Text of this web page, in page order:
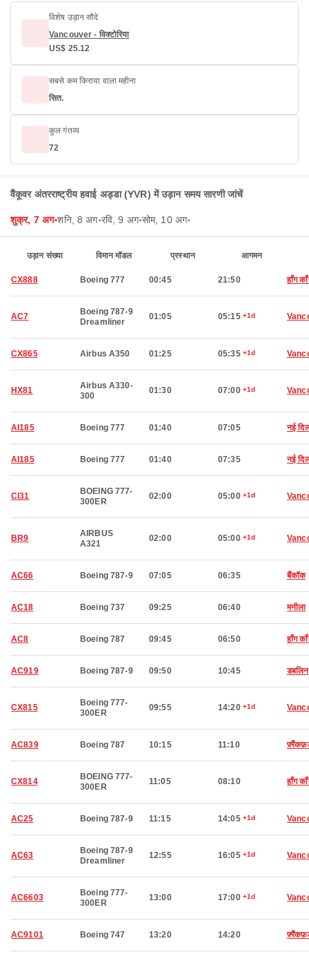
विशेष उड़ान सौदे
Vancouver - विक्टोरिया
US$ 25.12
सबसे कम किराया वाला महीना
सित.
कुल गंतव्य
72
वैंकूवर अंतरराष्ट्रीय हवाई अड्डा (YVR) में उड़ान समय सारणी जांचें
शुक्र, 7 अग॰शनि, 8 अग॰रवि, 9 अग॰सोम, 10 अग॰
उड़ान संख्या विमान मॉडल प्रस्थान आगमन
CX888 Boeing 777 00:45 21:50 हाँग
AC7
Boeing 787-9
Dreamliner
01:05 05:15 +1d
CX865 Airbus A350 01:25 05:35 +1d
HX81
Airbus A330-
300
01:30 07:00 +1d
AI185 Boeing 777 01:40 07:05 नई
AI185 Boeing 777 01:40 07:35 नई
CI31
BOEING 777-
300ER
02:00 05:00 +1d
BR9
AIRBUS
A321
02:00 05:00 +1d
AC66 Boeing 787-9 07:05 06:35 बैंकॉक
AC18 Boeing 737 09:25 06:40 मनीला
AC8 Boeing 787 09:45 06:50 हाँग
AC919 Boeing 787-9 09:50 10:45 डबलिन
CX815
Boeing 777-
300ER
09:55 14:20 +1d
AC839 Boeing 787 10:15 11:10
CX814
BOEING 777-
300ER
11:05 08:10 हाँग
AC25 Boeing 787-9 11:15 14:05 +1d
AC63
Boeing 787-9
Dreamliner
12:55 16:05 +1d
AC6603
Boeing 777-
300ER
13:00 17:00 +1d
AC9101 Boeing 747 13:20 14:20